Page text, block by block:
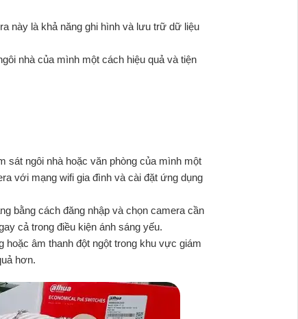
này là khả năng ghi hình và lưu trữ dữ liệu
nhà của mình một cách hiệu quả và tiện
sát ngôi nhà hoặc văn phòng của mình một
với mạng wifi gia đình và cài đặt ứng dụng
bằng cách đăng nhập và chọn camera cần
cả trong điều kiện ánh sáng yếu.
hoặc âm thanh đột ngột trong khu vực giám
hơn.